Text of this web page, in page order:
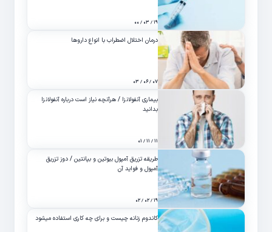
۱۹ / ۰۳ / ۰۰
درمان اختلال اضطراب با انواع داروها
۰۷ / ۰۶ / ۰۳
بیماری آنفولانزا / هرآنچه نیاز است درباره آنفولانزا
بدانید
۱۱ / ۱۱ / ۰۱
طریقه تزریق آمپول بیوتین و بپانتین / دوز تزریق
آمپول و فواید آن
۱۹ / ۰۲ / ۰۲
کاندوم زنانه چیست و برای چه کاری استفاده میشود